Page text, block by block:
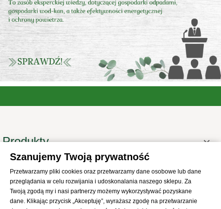
Produkty 
Informacje
Twoje konto 
Informacje o sklepie
Szanujemy Twoją prywatność
Przetwarzamy pliki cookies oraz przetwarzamy dane osobowe lub dane
przeglądania w celu rozwijania i udoskonalania naszego sklepu. Za
Twoją zgodą my i nasi partnerzy możemy wykorzystywać pozyskane
dane. Klikając przycisk „Akceptuję”, wyrażasz zgodę na przetwarzanie